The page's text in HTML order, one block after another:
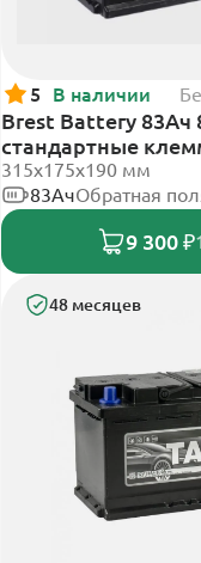
5 В наличии
Brest Battery 83Ач
стандартные
315x175x190 мм
83АчОбратная
9 300 ₽
48 месяцев